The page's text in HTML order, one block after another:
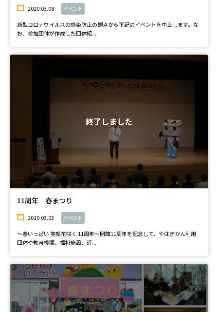
2020.03.08 イベント
新型コロナウイルスの感染防止の観点から下記のイベントを中止します。な
お、参加団体が作成した団体紹...
終了しました
11周年 春まつり
2019.03.03 イベント
～春いっぱい 笑顔花咲く 11周年～開館11周年を記念して、やはぎかん利用
団体や教育機関、福祉施設、近...